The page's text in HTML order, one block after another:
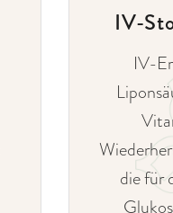
IV-
IV-
die für